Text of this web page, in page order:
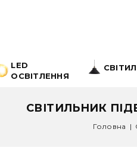
LED
ОСВІТЛЕННЯ
СВІТИЛЬНИК
Головна |